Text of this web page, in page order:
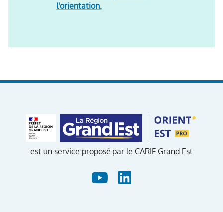
l'orientation.
est un service proposé par le CARIF Grand Est